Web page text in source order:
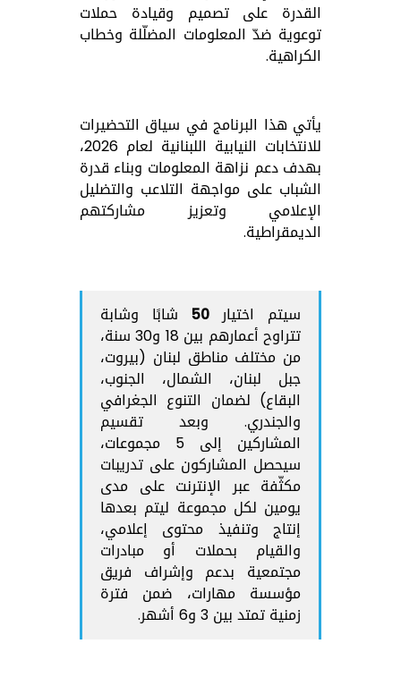
القدرة على تصميم وقيادة حملات
توعوية ضدّ المعلومات المضلّلة وخطاب
الكراهية.
يأتي هذا البرنامج في سياق التحضيرات
للانتخابات النيابية اللبنانية لعام 2026،
بهدف دعم نزاهة المعلومات وبناء قدرة
الشباب على مواجهة التلاعب والتضليل
الإعلامي وتعزيز مشاركتهم
الديمقراطية.
سيتم اختيار 50 شابًا وشابة
تتراوح أعمارهم بين 18 و30 سنة،
من مختلف مناطق لبنان (بيروت،
جبل لبنان، الشمال، الجنوب،
البقاع) لضمان التنوع الجغرافي
والجندري. وبعد تقسيم
المشاركين إلى 5 مجموعات،
سيحصل المشاركون على تدريبات
مكثّفة عبر الإنترنت على مدى
يومين لكل مجموعة ليتم بعدها
إنتاج وتنفيذ محتوى إعلامي،
والقيام بحملات أو مبادرات
مجتمعية بدعم وإشراف فريق
مؤسسة مهارات، ضمن فترة
زمنية تمتد بين 3 و6 أشهر.